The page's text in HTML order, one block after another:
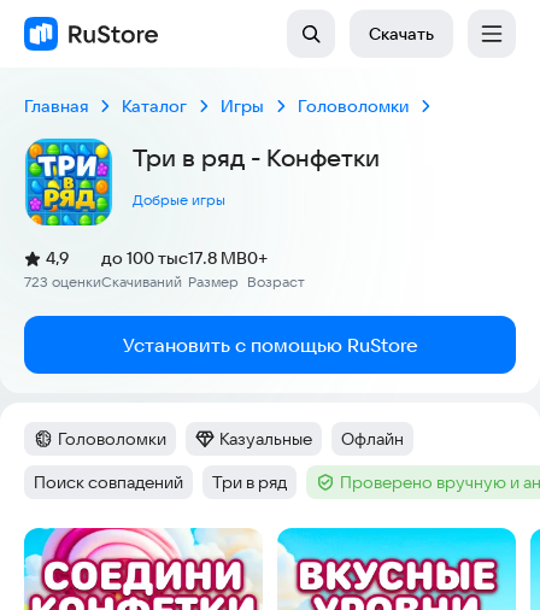
Скачать
Главная Каталог Игры Головоломки
Три в ряд - Конфетки
Добрые игры
Рейтинг:
4,9
(
723 оценки
)
Скачиваний
до 100 тыс
Размер
17.8 MB
Возраст
0+
Установить с помощью RuStore
Категория:
Головоломки Категория:
Казуальные Тег:
Офлайн
Тег:
Поиск совпадений Тег:
Три в ряд Тег :Проверено вручную и
Скриншоты